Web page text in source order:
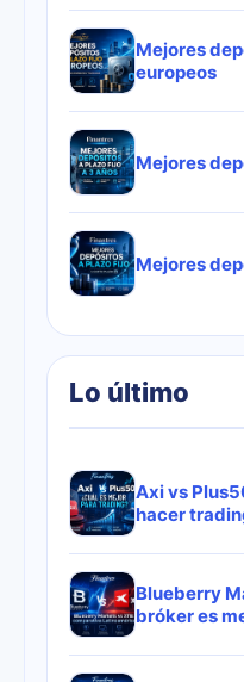
Mejores
europeos
Mejores
Mejores
Lo último
Axi vs
hacer
Blueberry
bróker es